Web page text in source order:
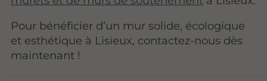
Pour bénéficier d’un mur solide, écologique
et esthétique à Lisieux, contactez-nous dès
maintenant !